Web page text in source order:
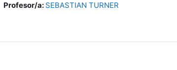
Profesor/a: SEBASTIAN TURNER